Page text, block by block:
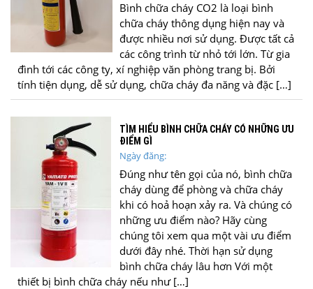
Bình chữa cháy CO2 là loại bình
chữa cháy thông dụng hiện nay và
được nhiều nơi sử dụng. Được tất cả
các công trình từ nhỏ tới lớn. Từ gia
đình tới các công ty, xí nghiệp văn phòng trang bị. Bởi
tính tiện dụng, dễ sử dụng, chữa cháy đa năng và đặc […]
TÌM HIỂU BÌNH CHỮA CHÁY CÓ NHỮNG ƯU
ĐIỂM GÌ
Ngày đăng:
Đúng như tên gọi của nó, bình chữa
cháy dùng để phòng và chữa cháy
khi có hoả hoạn xảy ra. Và chúng có
những ưu điểm nào? Hãy cùng
chúng tôi xem qua một vài ưu điểm
dưới đây nhé. Thời hạn sử dụng
bình chữa cháy lâu hơn Với một
thiết bị bình chữa cháy nếu như […]